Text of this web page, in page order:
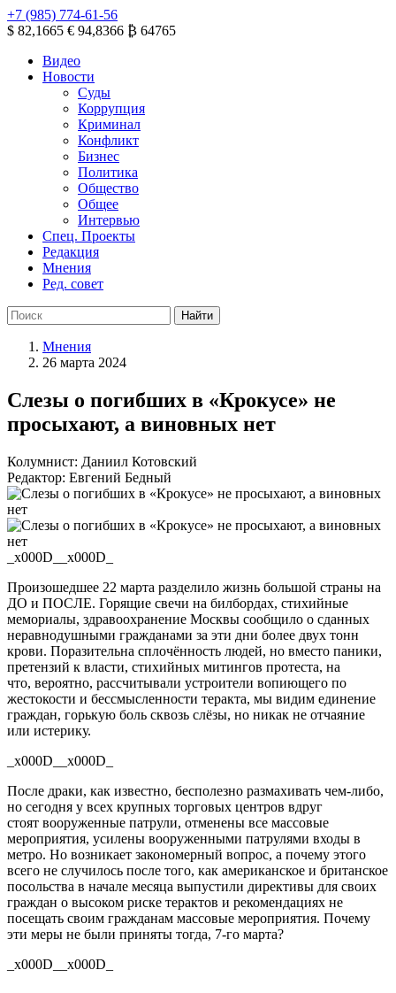
+7 (985) 774-61-56
$ 82,1665 € 94,8366 ₿ 64765
Видео
Новости
Суды
Коррупция
Криминал
Конфликт
Бизнес
Политика
Общество
Общее
Интервью
Спец. Проекты
Редакция
Мнения
Ред. совет
Мнения
26 марта 2024
Слезы о погибших в «Крокусе» не
просыхают, а виновных нет
Колумнист: Даниил Котовский
Редактор: Евгений Бедный
_x000D__x000D_
Произошедшее 22 марта разделило жизнь большой страны на
ДО и ПОСЛЕ. Горящие свечи на билбордах, стихийные
мемориалы, здравоохранение Москвы сообщило о сданных
неравнодушными гражданами за эти дни более двух тонн
крови. Поразительна сплочённость людей, но вместо паники,
претензий к власти, стихийных митингов протеста, на
что, вероятно, рассчитывали устроители вопиющего по
жестокости и бессмысленности теракта, мы видим единение
граждан, горькую боль сквозь слёзы, но никак не отчаяние
или истерику.
_x000D__x000D_
После драки, как известно, бесполезно размахивать чем-либо,
но сегодня у всех крупных торговых центров вдруг
стоят вооруженные патрули, отменены все массовые
мероприятия, усилены вооруженными патрулями входы в
метро. Но возникает закономерный вопрос, а почему этого
всего не случилось после того, как американское и британское
посольства в начале месяца выпустили директивы для своих
граждан о высоком риске терактов и рекомендациях не
посещать своим гражданам массовые мероприятия. Почему
эти меры не были приняты тогда, 7-го марта?
_x000D__x000D_